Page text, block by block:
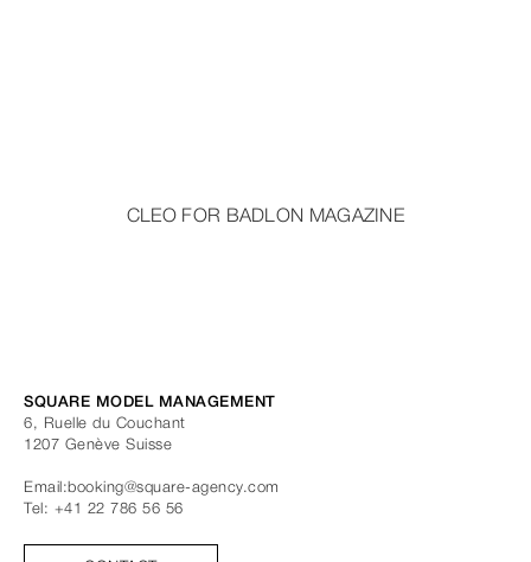
CLEO FOR BADLON MAGAZINE
SQUARE MODEL MANAGEMENT
6, Ruelle du Couchant
1207 Genève Suisse
Email:booking@square-agency.com
Tel: +41 22 786 56 56